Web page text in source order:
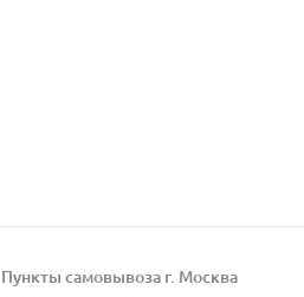
Пункты самовывоза г. Москва